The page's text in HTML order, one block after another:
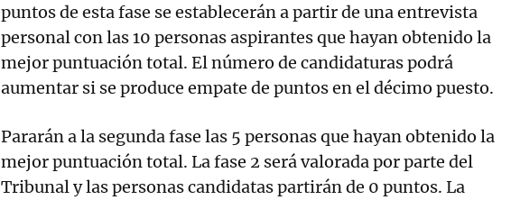
puntos de esta fase se establecerán a partir de una entrevista
personal con las 10 personas aspirantes que hayan obtenido la
mejor puntuación total. El número de candidaturas podrá
aumentar si se produce empate de puntos en el décimo puesto.
Pararán a la segunda fase las 5 personas que hayan obtenido la
mejor puntuación total. La fase 2 será valorada por parte del
Tribunal y las personas candidatas partirán de 0 puntos. La